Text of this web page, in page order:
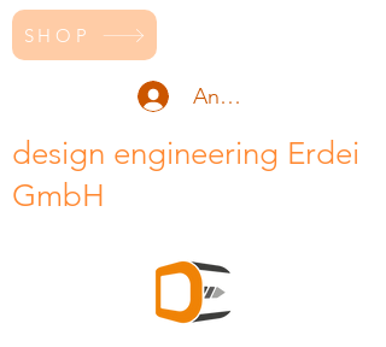
SHOP
Anmelden
design engineering Erdei
GmbH